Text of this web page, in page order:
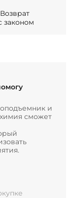
законом
и
сможет